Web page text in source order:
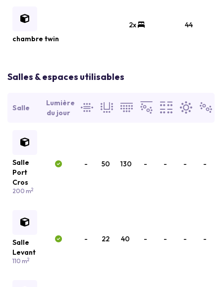
chambre twin
2x 44
Salles & espaces utilisables
Salle
Lumière
du jour
Salle
Port
Cros
200 m2
- 50 130 - - - -
Salle
Levant
110 m2
- 22 40 - - - -